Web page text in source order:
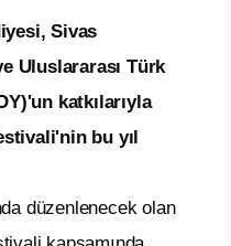
Sivas
Uluslararası Türk
katkılarıyla
bu yıl
düzenlenecek olan